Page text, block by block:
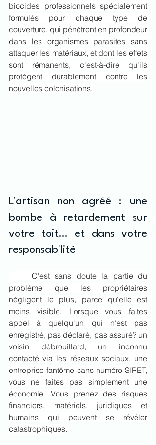
biocides professionnels spécialement
formulés pour chaque type de
couverture, qui pénètrent en profondeur
dans les organismes parasites sans
attaquer les matériaux, et dont les effets
sont rémanents, c'est-à-dire qu'ils
protègent durablement contre les
nouvelles colonisations.
L'artisan non agréé : une
bombe à retardement sur
votre toit… et dans votre
responsabilité
problème que les propriétaires
négligent le plus, parce qu'elle est
moins visible. Lorsque vous faites
appel à quelqu'un qui n'est pas
enregistré, pas déclaré, pas assuré? un
voisin débrouillard, un inconnu
contacté via les réseaux sociaux, une
entreprise fantôme sans numéro SIRET,
vous ne faites pas simplement une
économie. Vous prenez des risques
financiers, matériels, juridiques et
humains qui peuvent se révéler
catastrophiques.